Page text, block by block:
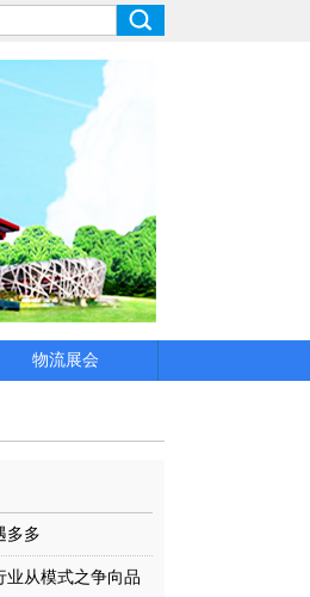
物流展会
多多
业从模式之争向品